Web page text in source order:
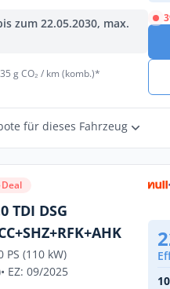
zum 22.05.2030, max.
35 g CO₂ / km (komb.)*
für dieses Fahrzeug
Deal
TDI DSG
PS (110 kW)
• EZ: 09/2025